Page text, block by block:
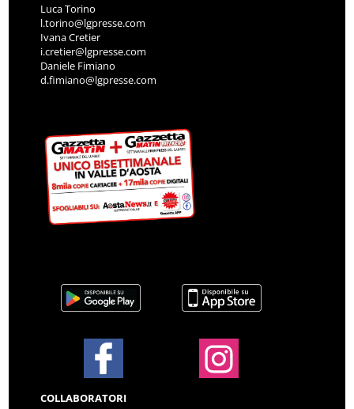
Luca Torino
l.torino@lgpresse.com
Ivana Cretier
i.cretier@lgpresse.com
Daniele Fimiano
d.fimiano@lgpresse.com
COLLABORATORI